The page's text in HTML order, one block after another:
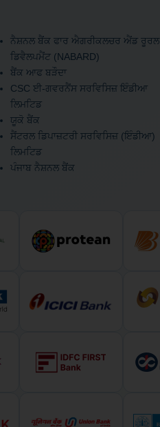
ਨੈਸ਼ਨਲ ਬੈਂਕ ਫਾਰ ਐਗਰੀਕਲਚਰ ਐਂਡ ਰੂਰਲ
ਡਿਵੈਲਪਮੈਂਟ (NABARD)
ਬੈਂਕ ਆਫ ਬੜੌਦਾ
CSC ਈ-ਗਵਰਨੈਂਸ ਸਰਵਿਸਿਜ਼ ਇੰਡੀਆ
ਲਿਮਟਿਡ
ਯੂਕੋ ਬੈਂਕ
ਸੈਂਟਰਲ ਡਿਪਾਜ਼ਟਰੀ ਸਰਵਿਸਿਜ਼ (ਇੰਡੀਆ)
ਲਿਮਟਿਡ
ਪੰਜਾਬ ਨੈਸ਼ਨਲ ਬੈਂਕ